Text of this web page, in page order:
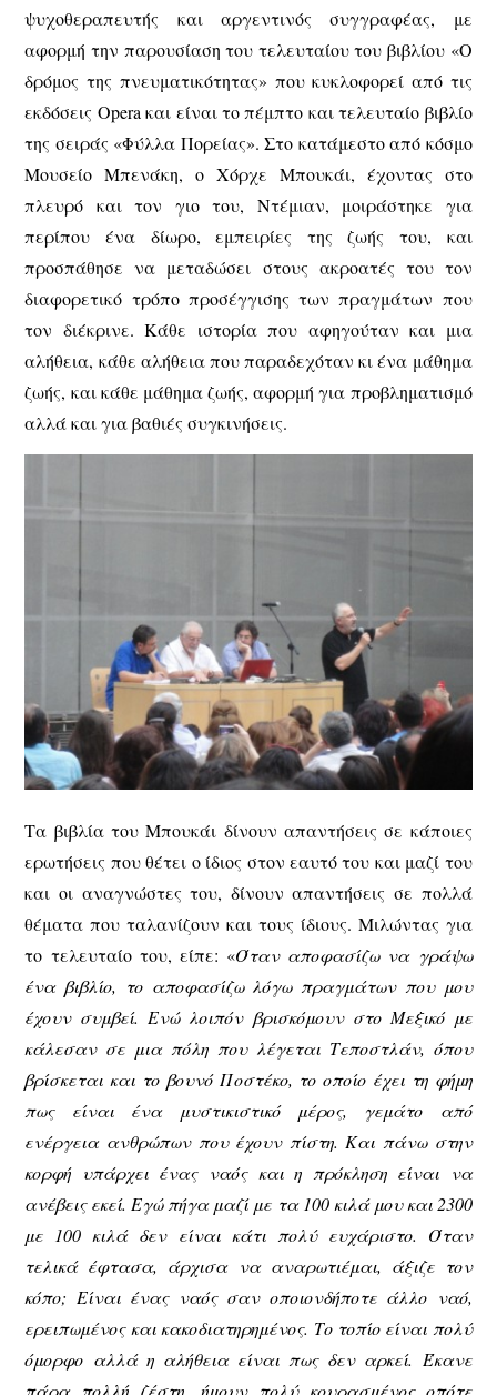
ψυχοθεραπευτής και αργεντινός συγγραφέας, με
αφορμή την παρουσίαση του τελευταίου του βιβλίου «Ο
δρόμος της πνευματικότητας» που κυκλοφορεί από τις
εκδόσεις Opera και είναι το πέμπτο και τελευταίο βιβλίο
της σειράς «Φύλλα Πορείας». Στο κατάμεστο από κόσμο
Μουσείο Μπενάκη, ο Χόρχε Μπουκάι, έχοντας στο
πλευρό και τον γιο του, Ντέμιαν, μοιράστηκε για
περίπου ένα δίωρο, εμπειρίες της ζωής του, και
προσπάθησε να μεταδώσει στους ακροατές του τον
διαφορετικό τρόπο προσέγγισης των πραγμάτων που
τον διέκρινε. Κάθε ιστορία που αφηγούταν και μια
αλήθεια, κάθε αλήθεια που παραδεχόταν κι ένα μάθημα
ζωής, και κάθε μάθημα ζωής, αφορμή για προβληματισμό
αλλά και για βαθιές συγκινήσεις.
Τα βιβλία του Μπουκάι δίνουν απαντήσεις σε κάποιες
ερωτήσεις που θέτει ο ίδιος στον εαυτό του και μαζί του
και οι αναγνώστες του, δίνουν απαντήσεις σε πολλά
θέματα που ταλανίζουν και τους ίδιους. Μιλώντας για
το τελευταίο του, είπε: «Όταν αποφασίζω να γράψω
ένα βιβλίο, το αποφασίζω λόγω πραγμάτων που μου
έχουν συμβεί. Ενώ λοιπόν βρισκόμουν στο Μεξικό με
κάλεσαν σε μια πόλη που λέγεται Τεποστλάν, όπου
βρίσκεται και το βουνό Ποστέκο, το οποίο έχει τη φήμη
πως είναι ένα μυστικιστικό μέρος, γεμάτο από
ενέργεια ανθρώπων που έχουν πίστη. Και πάνω στην
κορφή υπάρχει ένας ναός και η πρόκληση είναι να
ανέβεις εκεί. Εγώ πήγα μαζί με τα 100 κιλά μου και 2300
με 100 κιλά δεν είναι κάτι πολύ ευχάριστο. Όταν
τελικά έφτασα, άρχισα να αναρωτιέμαι, άξιζε τον
κόπο; Είναι ένας ναός σαν οποιονδήποτε άλλο ναό,
ερειπωμένος και κακοδιατηρημένος. Το τοπίο είναι πολύ
όμορφο αλλά η αλήθεια είναι πως δεν αρκεί. Έκανε
πάρα πολλή ζέστη, ήμουν πολύ κουρασμένος οπότε